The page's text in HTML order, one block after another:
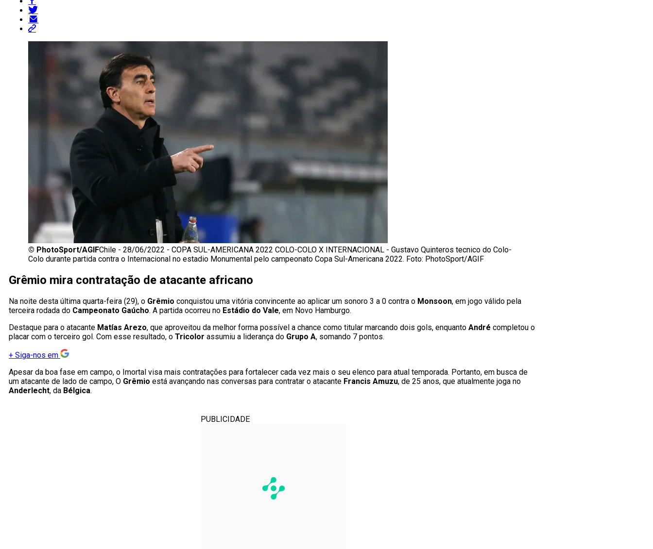
© PhotoSport/AGIFChile - 28/06/2022 - COPA SUL-AMERICANA 2022 COLO-COLO X INTERNACIONAL - Gustavo Quinteros tecnico do Colo-
Colo durante partida contra o Internacional no estadio Monumental pelo campeonato Copa Sul-Americana 2022. Foto: PhotoSport/AGIF
Grêmio mira contratação de atacante africano
Na noite desta última quarta-feira (29), o Grêmio conquistou uma vitória convincente ao aplicar um sonoro 3 a 0 contra o Monsoon, em jogo válido pela
terceira rodada do Campeonato Gaúcho. A partida ocorreu no Estádio do Vale, em Novo Hamburgo.
Destaque para o atacante Matías Arezo, que aproveitou da melhor forma possível a chance como titular marcando dois gols, enquanto André completou o
placar com o terceiro gol. Com esse resultado, o Tricolor assumiu a liderança do Grupo A, somando 7 pontos.
+ Siga-nos em
Apesar da boa fase em campo, o Imortal visa mais contratações para fortalecer cada vez mais o seu elenco para atual temporada. Portanto, em busca de
um atacante de lado de campo, O Grêmio está avançando nas conversas para contratar o atacante Francis Amuzu, de 25 anos, que atualmente joga no
Anderlecht, da Bélgica.
PUBLICIDADE